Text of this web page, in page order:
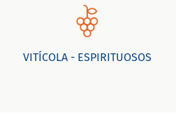
VITÍCOLA - ESPIRITUOSOS